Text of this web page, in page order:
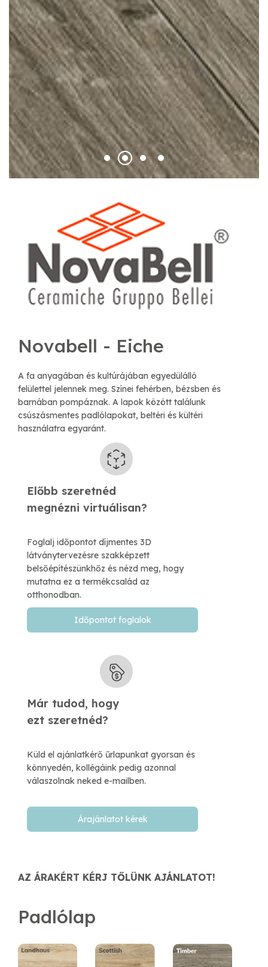
Novabell - Eiche
A fa anyagában és kultúrájában egyedülálló
felülettel jelennek meg. Színei fehérben, bézsben és
barnában pompáznak. A lapok között találunk
csúszásmentes padlólapokat, beltéri és kültéri
használatra egyaránt.
Előbb szeretnéd
​megnézni virtuálisan?
Foglalj időpontot díjmentes 3D
látványtervezésre szakképzett
belsőépítészünkhőz és nézd meg, hogy
mutatna ez a termékcsalád az
otthonodban.
Időpontot foglalok
Már tudod, hogy
​ezt szeretnéd?
Küld el ajánlatkérő űrlapunkat gyorsan és
könnyedén, kollégáink pedig azonnal
válaszolnak neked e-mailben.​
Árajánlatot kérek
AZ ÁRAKÉRT KÉRJ TŐLÜNK AJÁNLATOT!
Padlólap